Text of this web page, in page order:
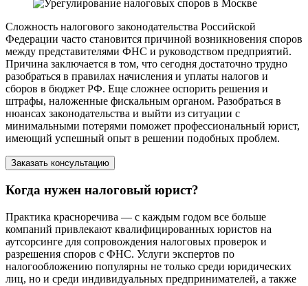
Сложность налогового законодательства Российской
Федерации часто становится причиной возникновения споров
между представителями ФНС и руководством предприятий.
Причина заключается в том, что сегодня достаточно трудно
разобраться в правилах начисления и уплаты налогов и
сборов в бюджет РФ. Еще сложнее оспорить решения и
штрафы, наложенные фискальным органом. Разобраться в
нюансах законодательства и выйти из ситуации с
минимальными потерями поможет профессиональный юрист,
имеющий успешный опыт в решении подобных проблем.
Заказать консультацию
Когда нужен налоговый юрист?
Практика красноречива — с каждым годом все больше
компаний привлекают квалифицированных юристов на
аутсорсинге для сопровождения налоговых проверок и
разрешения споров с ФНС. Услуги экспертов по
налогообложению популярны не только среди юридических
лиц, но и среди индивидуальных предпринимателей, а также